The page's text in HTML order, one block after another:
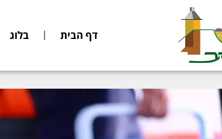
דף הבית בלוג